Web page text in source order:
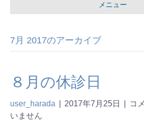
メニュー
7月 2017のアーカイブ
８月の休診日
user_harada 2017年7月25日
コ
いません